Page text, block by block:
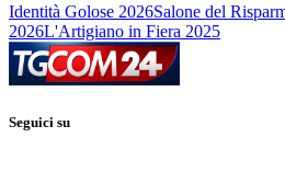
Identità Golose 2026Salone del
2026L'Artigiano in Fiera 2025
Seguici su